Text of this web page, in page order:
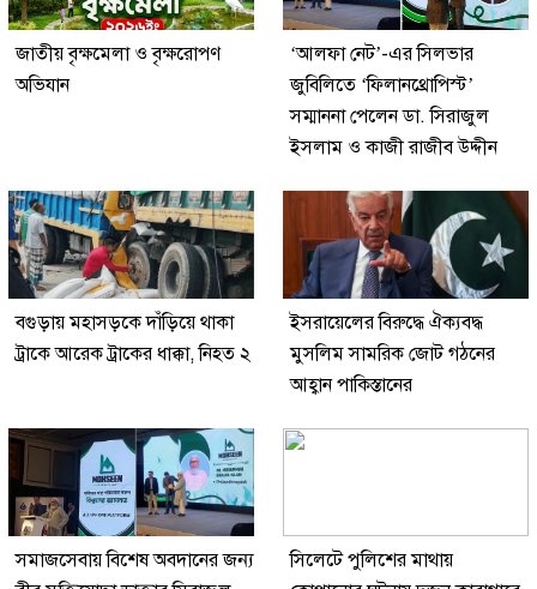
জাতীয় বৃক্ষমেলা ও বৃক্ষরোপণ
অভিযান
‘আলফা নেট’-এর সিলভার
জুবিলিতে ‘ফিলানথ্রোপিস্ট’
সম্মাননা পেলেন ডা. সিরাজুল
ইসলাম ও কাজী রাজীব উদ্দীন
বগুড়ায় মহাসড়কে দাঁড়িয়ে থাকা
ট্রাকে আরেক ট্রাকের ধাক্কা, নিহত ২
ইসরায়েলের বিরুদ্ধে ঐক্যবদ্ধ
মুসলিম সামরিক জোট গঠনের
আহ্বান পাকিস্তানের
সমাজসেবায় বিশেষ অবদানের জন্য
সিলেটে পুলিশের মাথায়